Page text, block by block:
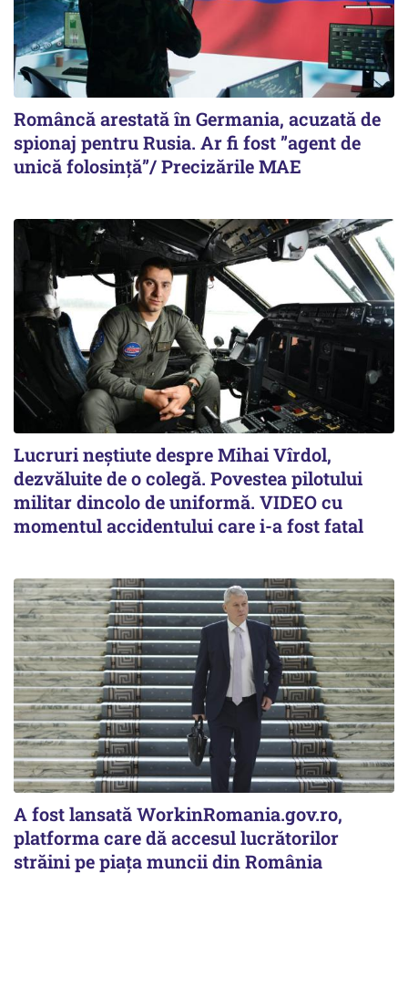
Româncă arestată în Germania, acuzată de
spionaj pentru Rusia. Ar fi fost ”agent de
unică folosință”/ Precizările MAE
Lucruri neștiute despre Mihai Vîrdol,
dezvăluite de o colegă. Povestea pilotului
militar dincolo de uniformă. VIDEO cu
momentul accidentului care i-a fost fatal
A fost lansată WorkinRomania.gov.ro,
platforma care dă accesul lucrătorilor
străini pe piața muncii din România